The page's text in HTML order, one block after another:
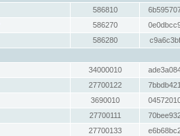
586810
586270
586280
34000010
27700122
3690010
27700111
27700133